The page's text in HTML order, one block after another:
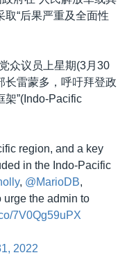
取“后果严重及全面性
众议员上星期(3月30
长雷蒙多，呼吁拜登政
架”(Indo-Pacific
region, and a key
in the Indo-Pacific
, @MarioDB,
urge the admin to
7V0Qg59uPX
2022